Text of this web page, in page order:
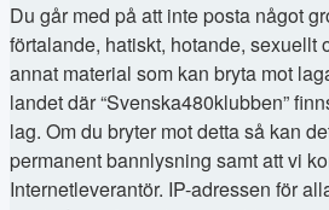
Du går med på att inte posta något
förtalande, hatiskt, hotande, sexuellt
annat material som kan bryta mot
landet där “Svenska480klubben”
lag. Om du bryter mot detta så kan
permanent bannlysning samt att vi
Internetleverantör. IP-adressen för